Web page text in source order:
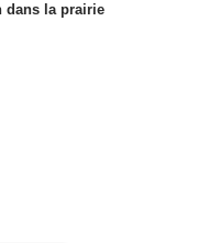
dans la prairie